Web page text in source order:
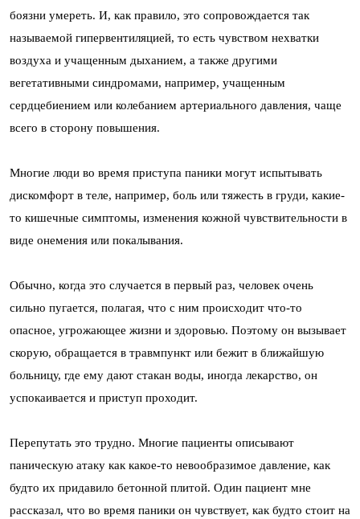
боязни умереть. И, как правило, это сопровождается так
называемой гипервентиляцией, то есть чувством нехватки
воздуха и учащенным дыханием, а также другими
вегетативными синдромами, например, учащенным
сердцебиением или колебанием артериального давления, чаще
всего в сторону повышения.
Многие люди во время приступа паники могут испытывать
дискомфорт в теле, например, боль или тяжесть в груди, какие-
то кишечные симптомы, изменения кожной чувствительности в
виде онемения или покалывания.
Обычно, когда это случается в первый раз, человек очень
сильно пугается, полагая, что с ним происходит что-то
опасное, угрожающее жизни и здоровью. Поэтому он вызывает
скорую, обращается в травмпункт или бежит в ближайшую
больницу, где ему дают стакан воды, иногда лекарство, он
успокаивается и приступ проходит.
Перепутать это трудно. Многие пациенты описывают
паническую атаку как какое-то невообразимое давление, как
будто их придавило бетонной плитой. Один пациент мне
рассказал, что во время паники он чувствует, как будто стоит на